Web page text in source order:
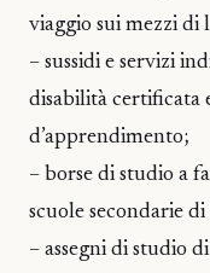
viaggio sui mezzi di
– sussidi e servizi
disabilità certificata
d’apprendimento;
– borse di studio a
scuole secondarie
– assegni di studio